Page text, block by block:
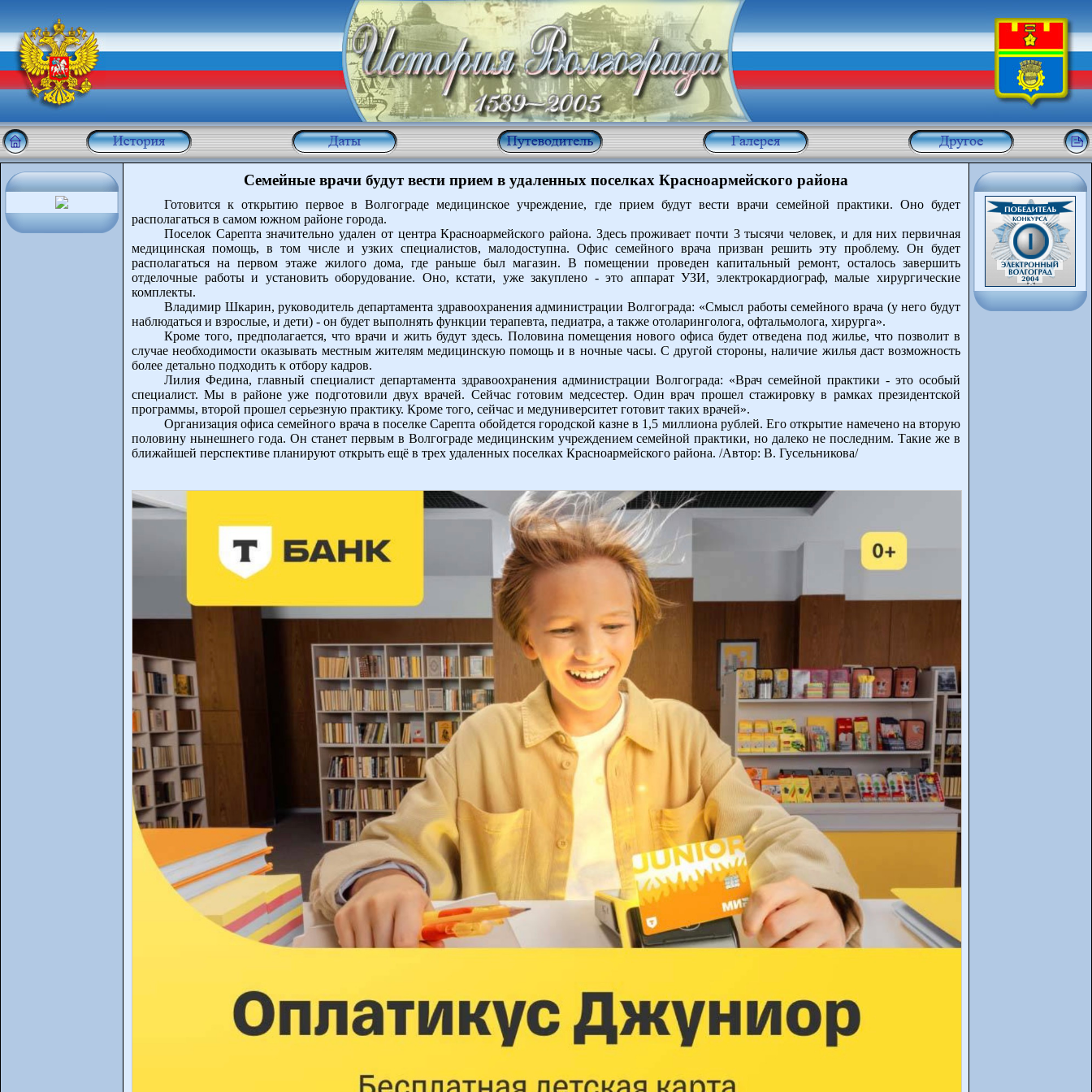
Семейные врачи будут вести прием в удаленных поселках Красноармейского района
Готовится к открытию первое в Волгограде медицинское учреждение, где прием будут вести врачи семейной практики. Оно будет
располагаться в самом южном районе города.
Поселок Сарепта значительно удален от центра Красноармейского района. Здесь проживает почти 3 тысячи человек, и для них первичная
медицинская помощь, в том числе и узких специалистов, малодоступна. Офис семейного врача призван решить эту проблему. Он будет
располагаться на первом этаже жилого дома, где раньше был магазин. В помещении проведен капитальный ремонт, осталось завершить
отделочные работы и установить оборудование. Оно, кстати, уже закуплено - это аппарат УЗИ, электрокардиограф, малые хирургические
комплекты.
Владимир Шкарин, руководитель департамента здравоохранения администрации Волгограда: «Смысл работы семейного врача (у него будут
наблюдаться и взрослые, и дети) - он будет выполнять функции терапевта, педиатра, а также отоларинголога, офтальмолога, хирурга».
Кроме того, предполагается, что врачи и жить будут здесь. Половина помещения нового офиса будет отведена под жилье, что позволит в
случае необходимости оказывать местным жителям медицинскую помощь и в ночные часы. С другой стороны, наличие жилья даст возможность
более детально подходить к отбору кадров.
Лилия Федина, главный специалист департамента здравоохранения администрации Волгограда: «Врач семейной практики - это особый
специалист. Мы в районе уже подготовили двух врачей. Сейчас готовим медсестер. Один врач прошел стажировку в рамках президентской
программы, второй прошел серьезную практику. Кроме того, сейчас и медуниверситет готовит таких врачей».
Организация офиса семейного врача в поселке Сарепта обойдется городской казне в 1,5 миллиона рублей. Его открытие намечено на вторую
половину нынешнего года. Он станет первым в Волгограде медицинским учреждением семейной практики, но далеко не последним. Такие же в
ближайшей перспективе планируют открыть ещё в трех удаленных поселках Красноармейского района. /Автор: В. Гусельникова/